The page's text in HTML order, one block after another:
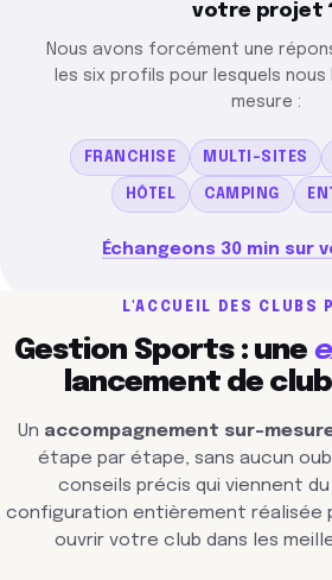
votre projet
Nous avons forcément une
les six profils pour lesquels
mesure :
FRANCHISE MULTI-SITES
HÔTEL CAMPING
Échangeons 30 min sur
L'ACCUEIL DES CLUBS
Gestion Sports : une
lancement de
Un accompagnement sur-
étape par étape, sans aucun
conseils précis qui viennent
configuration entièrement réalisée
ouvrir votre club dans les